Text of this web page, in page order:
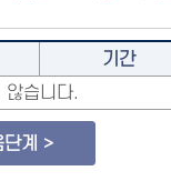
기간
않습니다.
단계 >